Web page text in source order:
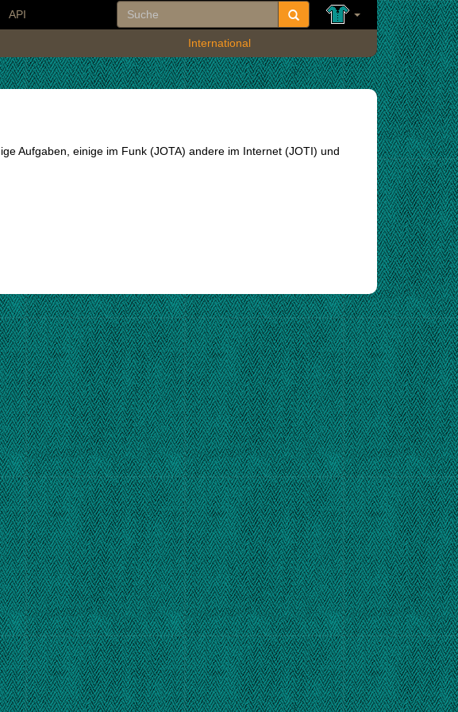
API
International
Aufgaben, einige im Funk (JOTA) andere im Internet (JOTI) und